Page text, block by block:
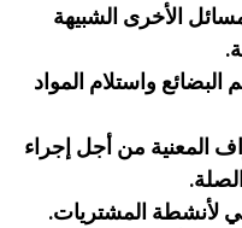
الأخرى الشبيهة
واستلام المواد
المعنية من أجل إجراء
لأنشطة المشتريات.